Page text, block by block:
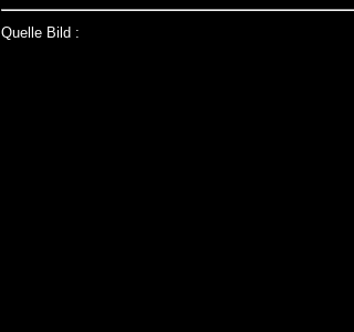
Quelle Bild :